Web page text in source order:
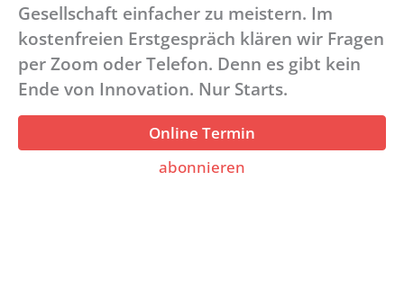
Gesellschaft einfacher zu meistern. Im
kostenfreien Erstgespräch klären wir Fragen
per Zoom oder Telefon. Denn es gibt kein
Ende von Innovation. Nur Starts.
Online Termin
abonnieren